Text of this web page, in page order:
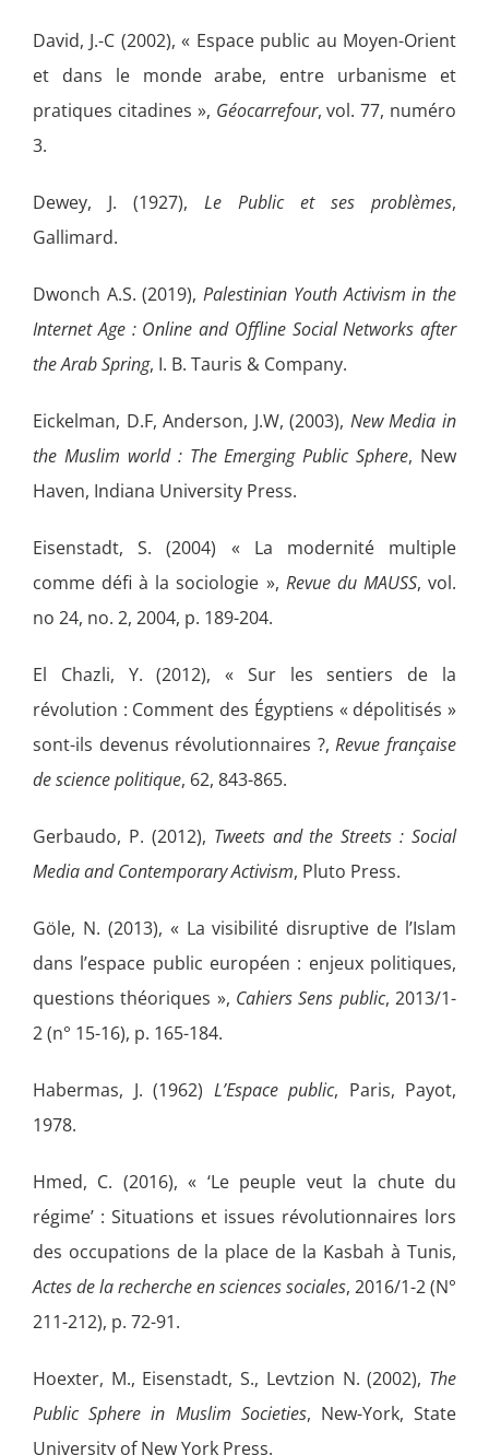
David, J.-C (2002), « Espace public au Moyen-Orient
et dans le monde arabe, entre urbanisme et
pratiques citadines », Géocarrefour, vol. 77, numéro
3.
Dewey, J. (1927), Le Public et ses problèmes,
Gallimard.
Dwonch A.S. (2019),Palestinian Youth Activism in the
Internet Age : Online and Offline Social Networks after
the Arab Spring, I. B. Tauris & Company.
Eickelman, D.F, Anderson, J.W, (2003), New Media in
the Muslim world : The Emerging Public Sphere, New
Haven, Indiana University Press.
Eisenstadt, S. (2004) « La modernité multiple
comme défi à la sociologie », Revue du MAUSS, vol.
no 24, no. 2, 2004, p. 189-204.
El Chazli, Y. (2012), « Sur les sentiers de la
révolution : Comment des Égyptiens « dépolitisés »
sont-ils devenus révolutionnaires ?,Revue française
de science politique, 62, 843-865.
Gerbaudo, P. (2012), Tweets and the Streets : Social
Media and Contemporary Activism, Pluto Press.
Göle, N. (2013), « La visibilité disruptive de l’Islam
dans l’espace public européen : enjeux politiques,
questions théoriques », Cahiers Sens public, 2013/1-
2 (n° 15-16), p. 165-184.
Habermas, J. (1962) L’Espace public, Paris, Payot,
1978.
Hmed, C. (2016), « ‘Le peuple veut la chute du
régime’ : Situations et issues révolutionnaires lors
des occupations de la place de la Kasbah à Tunis,
Actes de la recherche en sciences sociales, 2016/1-2 (N°
211-212), p. 72-91.
Hoexter, M., Eisenstadt, S., Levtzion N. (2002), The
Public Sphere in Muslim Societies, New-York, State
University of New York Press.